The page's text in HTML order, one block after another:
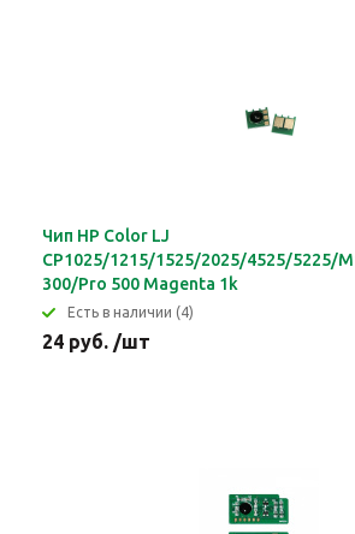
Чип HP Color LJ
CP1025/1215/1525/2025/4525/5225/
300/Pro 500 Magenta 1k
Eсть в наличии (4)
24 руб. /шт